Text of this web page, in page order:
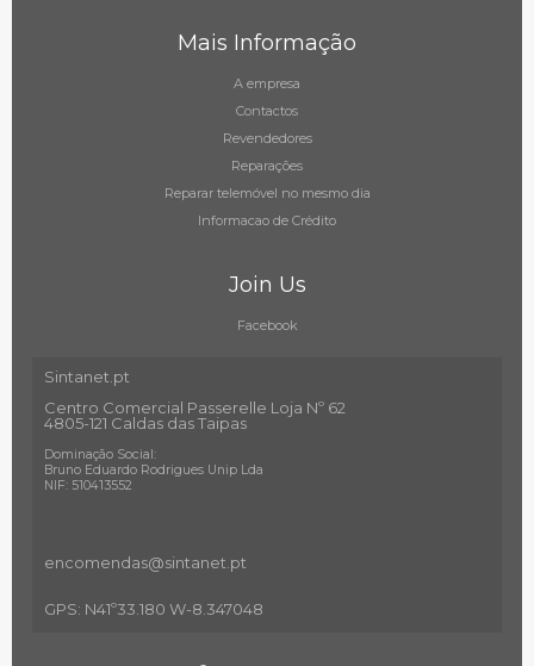
Mais Informação
A empresa
Contactos
Revendedores
Reparações
Reparar telemóvel no mesmo dia
Informacao de Crédito
Join Us
Facebook
Sintanet.pt
Centro Comercial Passerelle Loja Nº 62
4805-121 Caldas das Taipas
Dominação Social:
Bruno Eduardo Rodrigues Unip Lda
NIF: 510413552
encomendas@sintanet .pt
GPS: N41º33.180 W-8.347048